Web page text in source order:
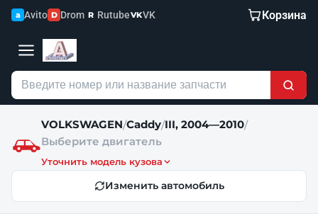
a Avito D Drom R RutubeVKVK Корзина
VOLKSWAGEN/Caddy/III, 2004—2010/
Выберите двигатель
Уточнить модель кузова
Изменить автомобиль